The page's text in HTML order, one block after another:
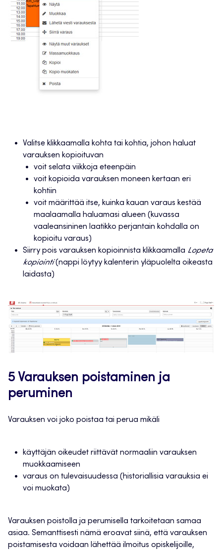
Valitse klikkaamalla kohta tai kohtia, johon haluat
varauksen kopioituvan
voit selata viikkoja eteenpäin
voit kopioida varauksen moneen kertaan eri
kohtiin
voit määrittää itse, kuinka kauan varaus kestää
maalaamalla haluamasi alueen (kuvassa
vaaleansininen laatikko perjantain kohdalla on
kopioitu varaus)
Siirry pois varauksen kopioinnista klikkaamalla Lopeta
kopiointi(nappi löytyy kalenterin yläpuolelta oikeasta
laidasta)
5 Varauksen poistaminen ja
peruminen
Varauksen voi joko poistaa tai perua mikäli
käyttäjän oikeudet riittävät normaaliin varauksen
muokkaamiseen
varaus on tulevaisuudessa (historiallisia varauksia ei
voi muokata)
Varauksen poistolla ja perumisella tarkoitetaan samaa
asiaa. Semanttisesti nämä eroavat siinä, että varauksen
poistamisesta voidaan lähettää ilmoitus opiskelijoille,